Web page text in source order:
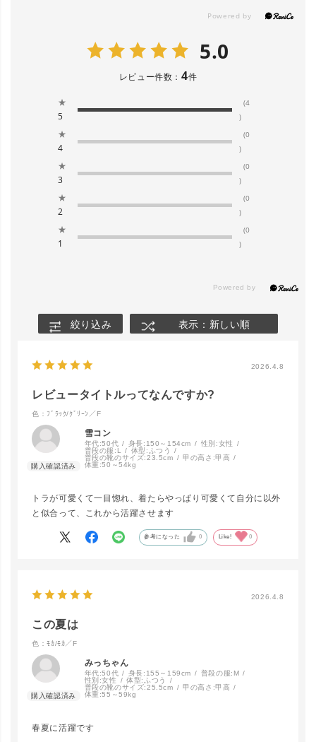
カラー/サイズ
F
5.0
レビュー件数： 4件
★
5
(4
)
★
4
(0
)
★
3
(0
)
★
2
(0
)
★
1
(0
)
絞り込み 表示：新しい順
2026.4.8
レビュータイトルってなんですか?
色：ﾌﾞﾗｯｸ/ｸﾞﾘｰﾝ／F
雪コン
年代:50代 身長: 150～154cm 性別:女性
普段の服: L 体型: ふつう
普段の靴のサイズ:23.5cm 甲の高さ:甲高
体重:50～54kg
トラが可愛くて一目惚れ、着たらやっぱり可愛くて自分に以外
と似合って、これから活躍させます
参考になった 0 Like! 0
2026.4.8
この夏は
色：ﾓｶ/ﾓｶ／F
みっちゃん
年代:50代 身長: 155～159cm 普段の服: M
性別:女性 体型: ふつう
普段の靴のサイズ:25.5cm 甲の高さ:甲高
体重:55～59kg
春夏に活躍です